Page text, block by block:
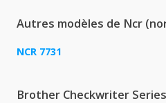
Autres modèles de Ncr
NCR 7731
Brother Checkwriter Series